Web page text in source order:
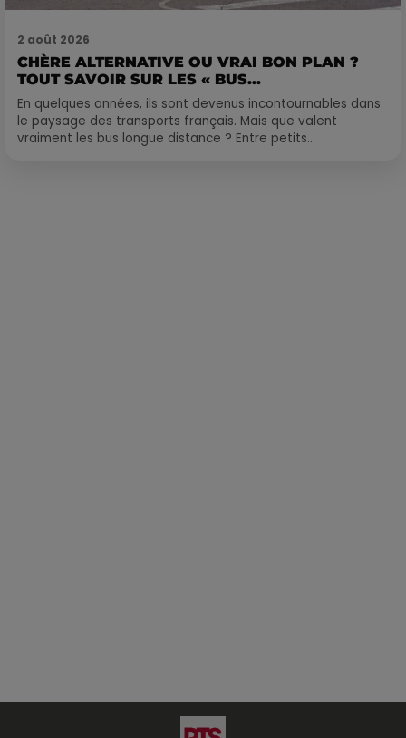
2 août 2026
CHÈRE ALTERNATIVE OU VRAI BON PLAN ?
TOUT SAVOIR SUR LES « BUS...
En quelques années, ils sont devenus incontournables dans
le paysage des transports français. Mais que valent
vraiment les bus longue distance ? Entre petits...